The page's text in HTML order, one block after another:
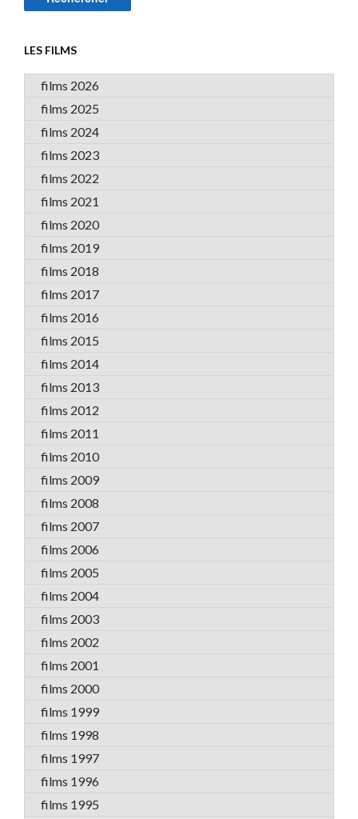
LES FILMS
films 2026
films 2025
films 2024
films 2023
films 2022
films 2021
films 2020
films 2019
films 2018
films 2017
films 2016
films 2015
films 2014
films 2013
films 2012
films 2011
films 2010
films 2009
films 2008
films 2007
films 2006
films 2005
films 2004
films 2003
films 2002
films 2001
films 2000
films 1999
films 1998
films 1997
films 1996
films 1995